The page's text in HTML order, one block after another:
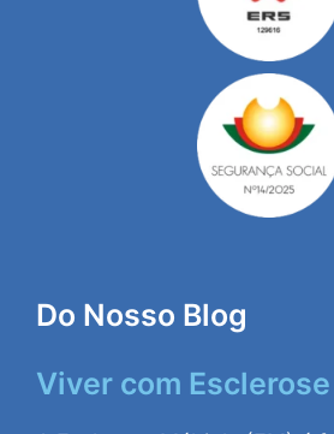
Do Nosso Blog
Viver com